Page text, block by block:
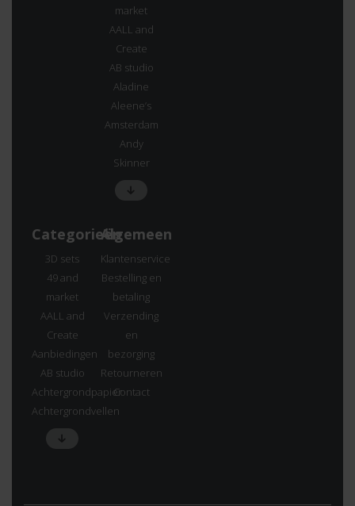
market
AALL and
Create
AB studio
Aladine
Aleene’s
Amsterdam
Andy
Skinner
Categorieën
3D sets
49 and
market
AALL and
Create
Aanbiedingen
AB studio
Achtergrondpapier
Achtergrondvellen
Algemeen
Klantenservice
Bestelling en
betaling
Verzending
en
bezorging
Retourneren
Contact